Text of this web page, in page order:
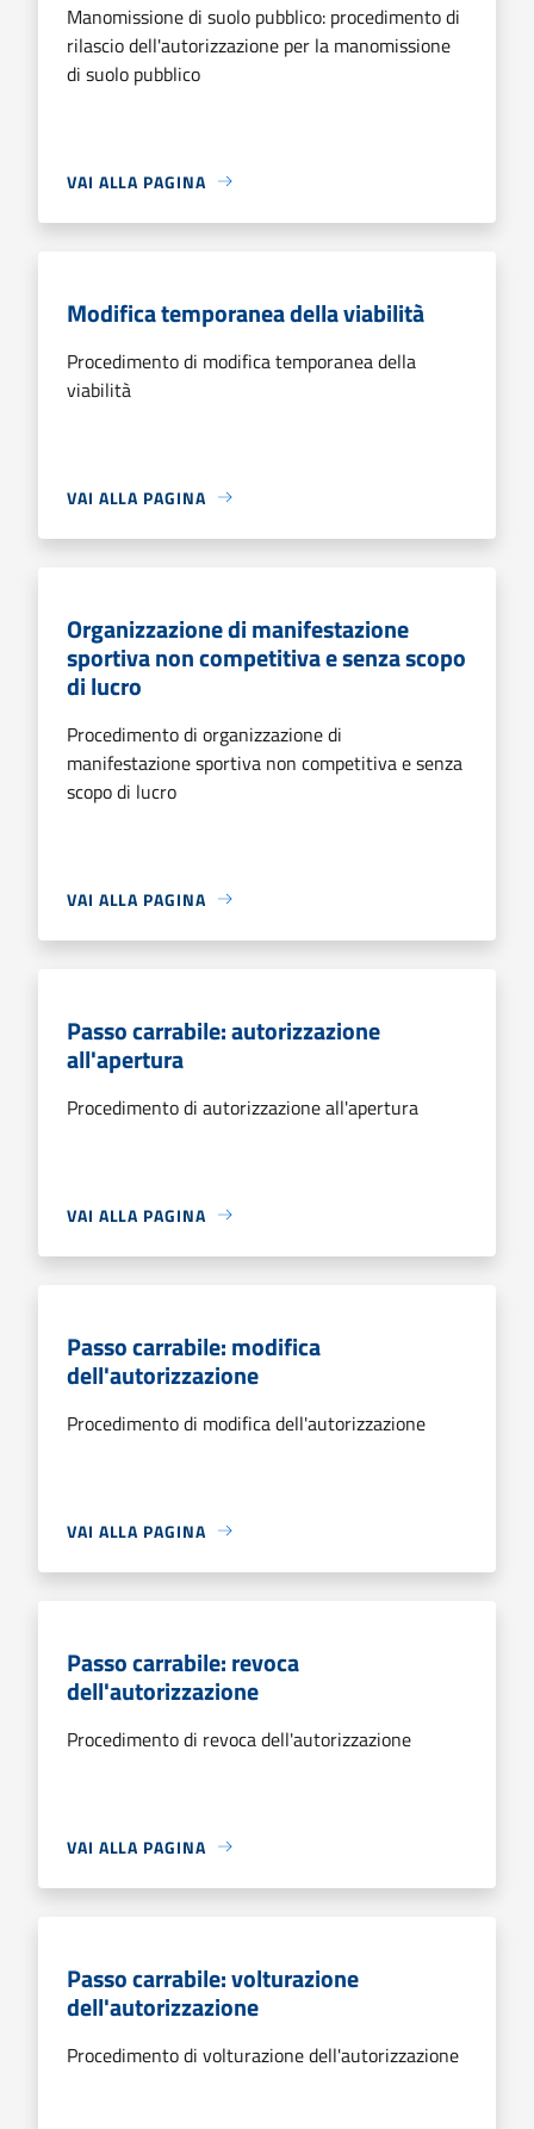
Manomissione di suolo pubblico: procedimento di
rilascio dell'autorizzazione per la manomissione
di suolo pubblico
VAI ALLA PAGINA
Modifica temporanea della viabilità
Procedimento di modifica temporanea della
viabilità
VAI ALLA PAGINA
Organizzazione di manifestazione
sportiva non competitiva e senza scopo
di lucro
Procedimento di organizzazione di
manifestazione sportiva non competitiva e senza
scopo di lucro
VAI ALLA PAGINA
Passo carrabile: autorizzazione
all'apertura
Procedimento di autorizzazione all'apertura
VAI ALLA PAGINA
Passo carrabile: modifica
dell'autorizzazione
Procedimento di modifica dell'autorizzazione
VAI ALLA PAGINA
Passo carrabile: revoca
dell'autorizzazione
Procedimento di revoca dell'autorizzazione
VAI ALLA PAGINA
Passo carrabile: volturazione
dell'autorizzazione
Procedimento di volturazione dell'autorizzazione